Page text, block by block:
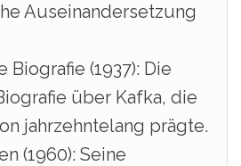
Auseinandersetzung
Biografie (1937): Die
über Kafka, die
jahrzehntelang prägte.
(1960): Seine